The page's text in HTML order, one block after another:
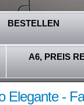
BESTELLEN
A6, PREIS
Elegante -